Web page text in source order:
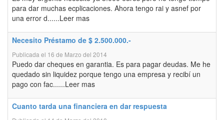
para dar muchas ecplicaciones. Ahora tengo rai y asnef por
una error d......Leer mas
Necesito Préstamo de $ 2.500.000.-
Publicada el 16 de Marzo del 2014
Puedo dar cheques en garantia. Es para pagar deudas. Me he
quedado sin liquidez porque tengo una empresa y recibí un
pago con fac......Leer mas
Cuanto tarda una financiera en dar respuesta